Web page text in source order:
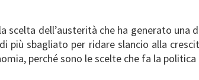
scelta dell’austerità che ha generato una
più sbagliato per ridare slancio alla
perché sono le scelte che fa la